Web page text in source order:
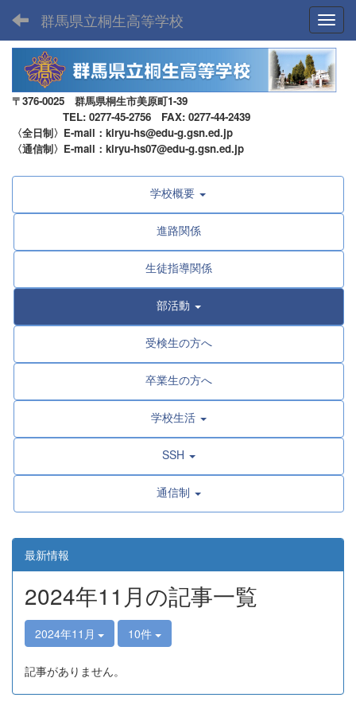
群馬県立桐生高等学校
〒376-0025 群馬県桐生市美原町1-39
TEL: 0277-45-2756 FAX: 0277-44-2439
〈全日制〉E-mail：kiryu-hs@edu-g.gsn.ed.jp
〈通信制〉E-mail：kiryu-hs07@edu-g.gsn.ed.jp
学校概要
進路関係
生徒指導関係
部活動
受検生の方へ
卒業生の方へ
学校生活
SSH
通信制
最新情報
2024年11月の記事一覧
2024年11月 10件
記事がありません。